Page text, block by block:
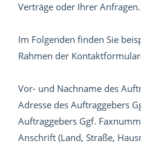
Verträge oder Ihrer Anfragen.
Im Folgenden finden Sie
Rahmen der
Vor- und Nachname des
Adresse des Auftraggebers
Auftraggebers Ggf.
Anschrift (Land, Straße,